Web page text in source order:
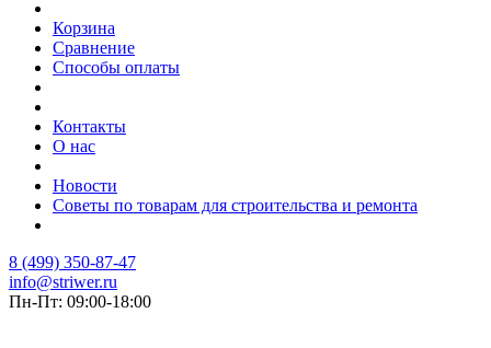
Корзина
Сравнение
Способы оплаты
Контакты
О нас
Новости
Советы по товарам для строительства и ремонта
8 (499) 350-87-47
info@striwer.ru
Пн-Пт: 09:00-18:00